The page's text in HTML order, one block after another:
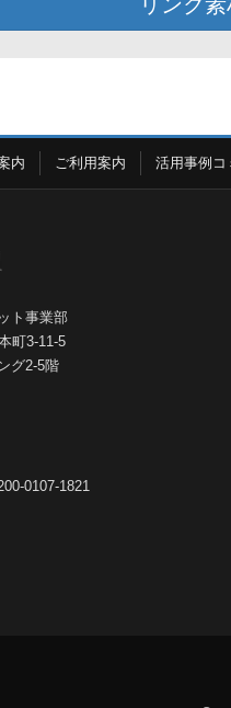
内 ご利用案内 活用事例コ
ト事業部
町3-11-5
グ2-5階
0107-1821